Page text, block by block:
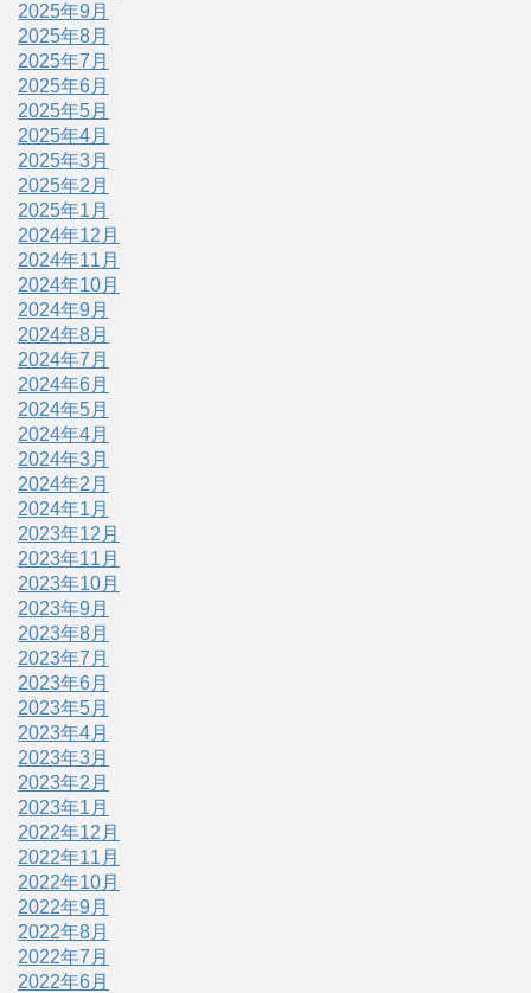
2025年9月
2025年8月
2025年7月
2025年6月
2025年5月
2025年4月
2025年3月
2025年2月
2025年1月
2024年12月
2024年11月
2024年10月
2024年9月
2024年8月
2024年7月
2024年6月
2024年5月
2024年4月
2024年3月
2024年2月
2024年1月
2023年12月
2023年11月
2023年10月
2023年9月
2023年8月
2023年7月
2023年6月
2023年5月
2023年4月
2023年3月
2023年2月
2023年1月
2022年12月
2022年11月
2022年10月
2022年9月
2022年8月
2022年7月
2022年6月